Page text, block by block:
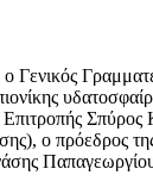
Γενικός
Σπύρος
ο πρόεδρος